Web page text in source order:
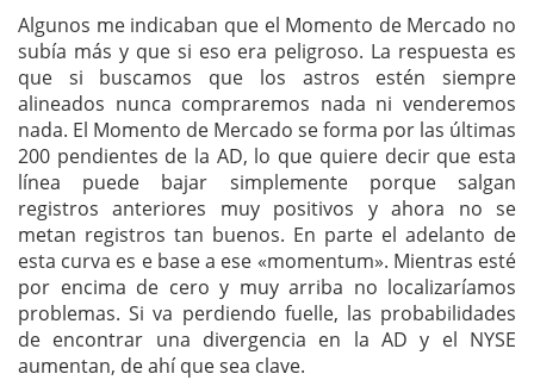
Algunos me indicaban que el Momento de Mercado no
subía más y que si eso era peligroso. La respuesta es
que si buscamos que los astros estén siempre
alineados nunca compraremos nada ni venderemos
nada. El Momento de Mercado se forma por las últimas
200 pendientes de la AD, lo que quiere decir que esta
línea puede bajar simplemente porque salgan
registros anteriores muy positivos y ahora no se
metan registros tan buenos. En parte el adelanto de
esta curva es e base a ese «momentum». Mientras esté
por encima de cero y muy arriba no localizaríamos
problemas. Si va perdiendo fuelle, las probabilidades
de encontrar una divergencia en la AD y el NYSE
aumentan, de ahí que sea clave.